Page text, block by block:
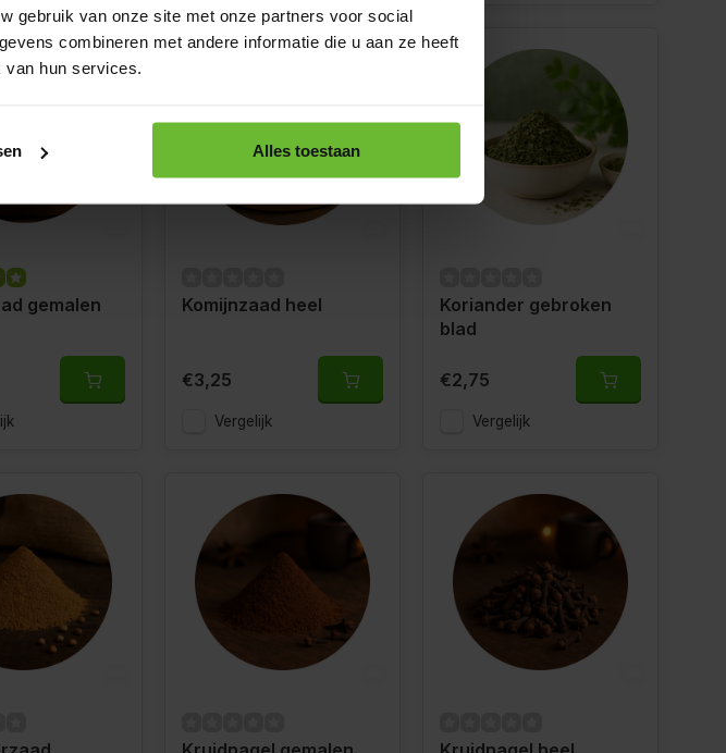
gebruik van onze site met onze partners voor social
combineren met andere informatie die u aan ze heeft
van hun services.
Alles toestaan
gemalen Komijnzaad heel
€3,25
Vergelijk
Koriander gebroken
blad
€2,75
Vergelijk